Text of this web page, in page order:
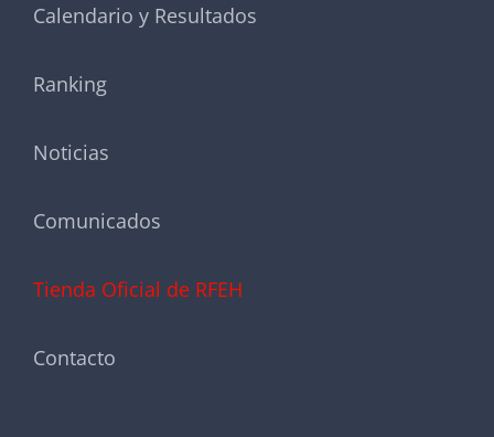
Calendario y Resultados
Ranking
Noticias
Comunicados
Tienda Oficial de RFEH
Contacto